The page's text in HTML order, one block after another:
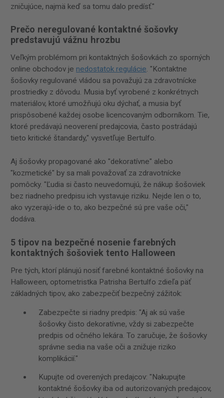
zničujúce, najmä keď sa tomu dalo predísť."
Prečo neregulované kontaktné šošovky
predstavujú vážnu hrozbu
Veľkým problémom pri kontaktných šošovkách zo sporných
online obchodov je nedostatok regulácie. "Kontaktne
šošovky regulované vládou sa považujú za zdravotnícke
prostriedky z dôvodu. Musia byť vyrobené z konkrétnych
materiálov, ktoré umožňujú oku dýchať, a musia byť
prispôsobené každej osobe licencovaným odborníkom. Tie,
ktoré predávajú neoverení predajcovia, často postrádajú
tieto kritické štandardy," vysvetľuje Bertulfo.
Aj šošovky propagované ako "dekoratívne" alebo
"kozmetické" by sa mali považovať za zdravotnícke
pomôcky. "Ľudia si často neuvedomujú, že nákup šošoviek
bez riadneho predpisu ich vystavuje riziku. Nejde len o to,
ako vyzerajú-ide o to, ako bezpečné sú pre vaše oči,"
dodáva.
5 tipov na bezpečné nosenie farebných
kontaktných šošoviek tento Halloween
Pre tých, ktorí plánujú nosiť farebné kontaktné šošovky na
Halloween, optometristka Patrisha Bertulfo zdieľa päť
základných tipov, ako zabezpečiť bezpečný zážitok:
Zabezpečte si riadny predpis: "Aj ak sú vaše
šošovky čisto dekoratívne, vždy si zabezpečte
predpis od očného lekára. To zaručuje, že šošovky
správne sedia na vaše oči a znižuje riziko
komplikácií."
Kupujte od overených predajcov: "Nakupujte
kontaktné šošovky iba od autorizovaných predajcov,